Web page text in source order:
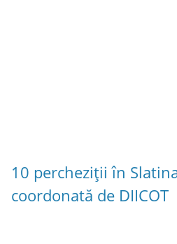
10 percheziții în
coordonată de DIICOT